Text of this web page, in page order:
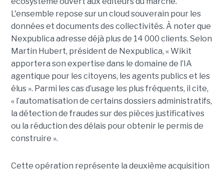
L'ensemble repose sur un cloud souverain pour les
données et documents des collectivités. À noter que
Nexpublica adresse déjà plus de 14 000 clients. Selon
Martin Hubert, président de Nexpublica, « Wikit
apportera son expertise dans le domaine de l’IA
agentique pour les citoyens, les agents publics et les
élus ». Parmi les cas d’usage les plus fréquents, il cite,
« l’automatisation de certains dossiers administratifs,
la détection de fraudes sur des pièces justificatives
ou la réduction des délais pour obtenir le permis de
construire ».
Cette opération représente la deuxième acquisition